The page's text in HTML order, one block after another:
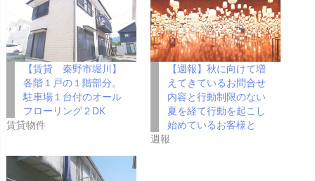
【賃貸 秦野市堀川】
各階１戸の１階部分。
駐車場１台付のオール
フローリング２DK
賃貸物件
【週報】秋に向けて増
えてきているお問合せ
内容と行動制限のない
夏を経て行動を起こし
始めているお客様と
週報